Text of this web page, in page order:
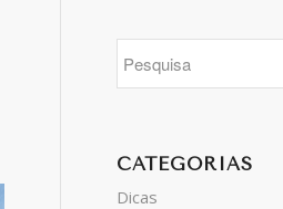
CATEGORIAS
Dicas